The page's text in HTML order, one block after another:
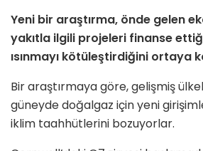
Yeni bir araştırma, önde gelen
yakıtla ilgili projeleri finanse
ısınmayı kötüleştirdiğini ortaya
Bir araştırmaya göre, gelişmiş
güneyde doğalgaz için yeni
iklim taahhütlerini bozuyorlar.